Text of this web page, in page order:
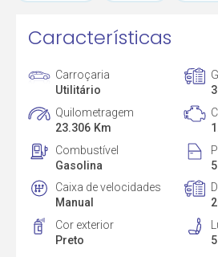
Características
Carroçaria
Utilitário
Quilometragem
23.306 Km
Combustível
Gasolina
5
Caixa de velocidades
Manual
Cor exterior
Preto
5